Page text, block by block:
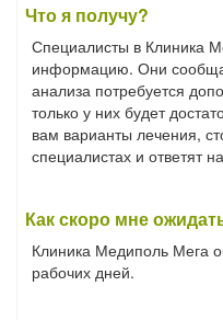
Что я получу?
Специалисты в Клиника
информацию. Они
анализа потребуется
только у них будет
вам варианты лечения,
специалистах и ответят
Как скоро мне
Клиника Медиполь Мега
рабочих дней.